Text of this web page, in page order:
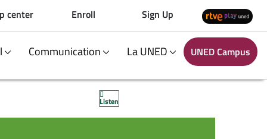
center Enroll Sign Up
Communication La UNED UNED Campus
Listen